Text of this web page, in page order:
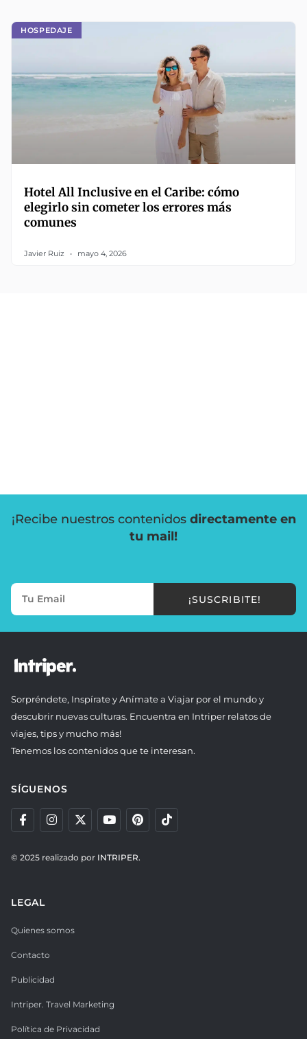
HOSPEDAJE
Hotel All Inclusive en el Caribe: cómo
elegirlo sin cometer los errores más
comunes
Javier Ruiz mayo 4, 2026
¡Recibe nuestros contenidos directamente en
tu mail!
¡SUSCRIBITE!
Sorpréndete, Inspírate y Anímate a Viajar por el mundo y
descubrir nuevas culturas. Encuentra en Intriper relatos de
viajes, tips y mucho más!
Tenemos los contenidos que te interesan.
SÍGUENOS
© 2025 realizado por INTRIPER.
LEGAL
Quienes somos
Contacto
Publicidad
Intriper. Travel Marketing
Política de Privacidad